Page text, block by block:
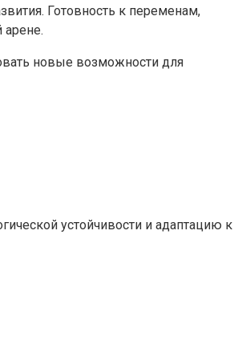
Готовность к переменам,
арене.
новые возможности для
устойчивости и адаптацию к